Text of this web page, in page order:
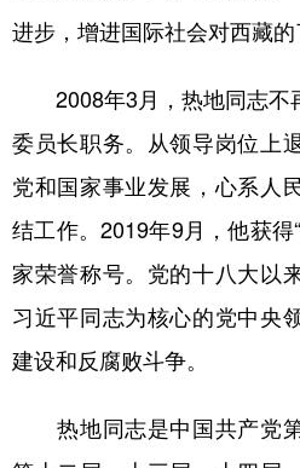
进步，增进国际社会对西藏的
2008年3月，热地同志不
委员长职务。从领导岗位上
党和国家事业发展，心系人
结工作。2019年9月，他获得
家荣誉称号。党的十八大以
习近平同志为核心的党中央
建设和反腐败斗争。
热地同志是中国共产党第